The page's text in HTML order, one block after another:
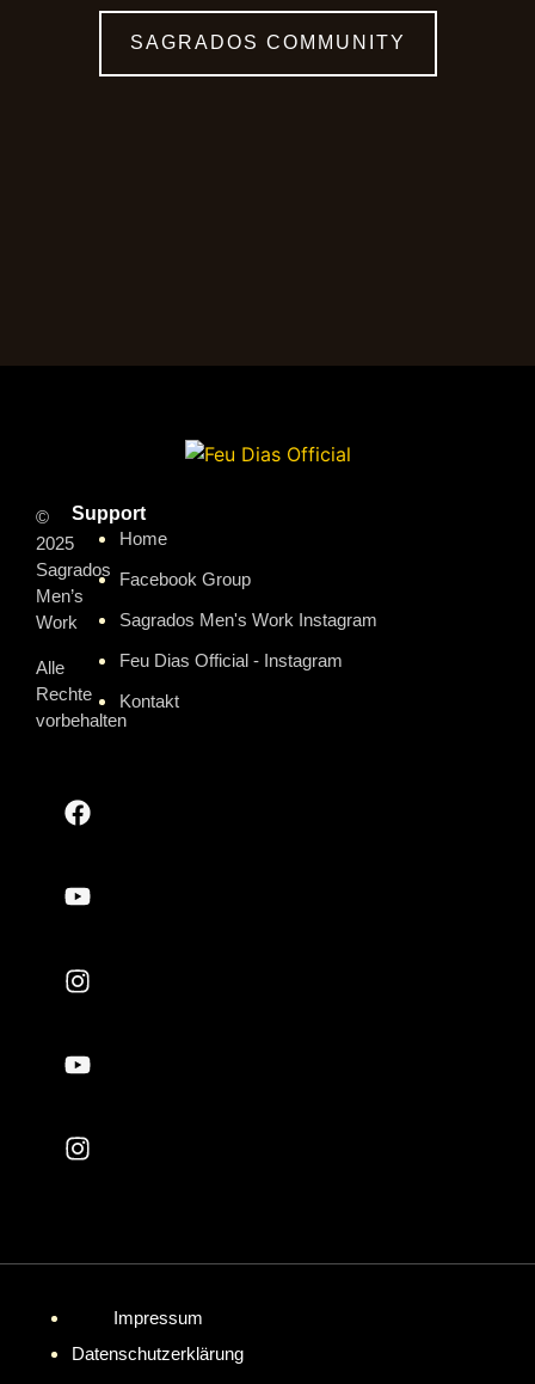
SAGRADOS COMMUNITY
©
2025
Sagrados
Men’s
Work
Alle
Rechte
vorbehalten
Support
Home
Facebook Group
Sagrados Men's Work Instagram
Feu Dias Official - Instagram
Kontakt
Impressum
Datenschutzerklärung